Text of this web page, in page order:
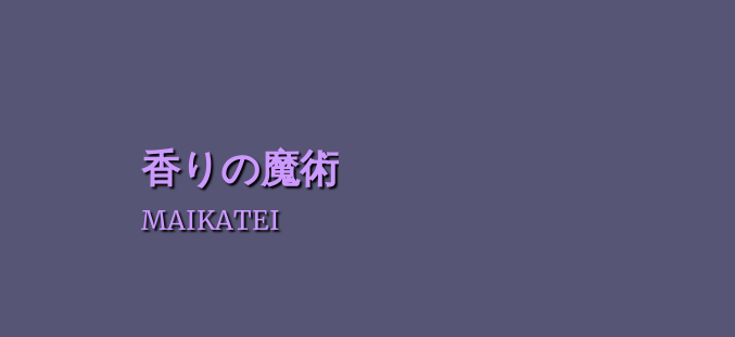
香りの魔術
MAIKATEI